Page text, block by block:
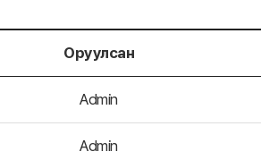
Оруулсан
Admin
Admin